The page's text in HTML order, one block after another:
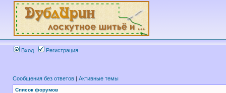
Вход Регистрация
Сообщения без ответов | Активные темы
Список форумов